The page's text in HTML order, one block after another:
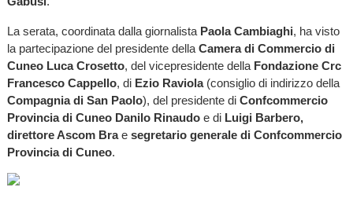
La serata, coordinata dalla giornalista Paola Cambiaghi, ha visto
la partecipazione del presidente della Camera di Commercio di
Cuneo Luca Crosetto, del vicepresidente della Fondazione Crc
Francesco Cappello, di Ezio Raviola(consiglio di indirizzo della
Compagnia di San Paolo), del presidente di Confcommercio
Provincia di Cuneo Danilo Rinaudoe di Luigi Barbero,
direttore Ascom Brae segretario generale di Confcommercio
Provincia di Cuneo.